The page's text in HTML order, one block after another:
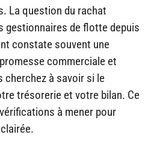
La question du rachat
gestionnaires de flotte depuis
constate souvent une
commerciale et
cherchez à savoir si le
trésorerie et votre bilan. Ce
à mener pour